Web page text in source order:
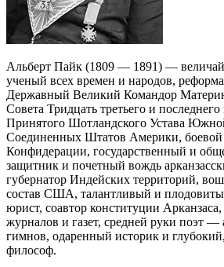
Альберт Пайк (1809 — 1891) —
ученый всех времен и народов,
Державный Великий Командор
Совета Тридцать третьего и
Принятого Шотландского Устава
Соединенных Штатов Америки, боевой
Конфидерации, государственный и
защитник и почетный вождь
губернатор Индейских территорий,
состав США, талантливый и
юрист, соавтор конституции
журналов и газет, средней руки поэт —
гимнов, одаренный историк и
философ.